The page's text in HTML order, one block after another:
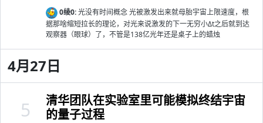
0绫0:光没有时间概念 光被激发出来就母胎宇宙上限速度，根
据那啥缩短拉长的理论，对光来说激发的下一无穷小Δt之后就到达
观察器（眼球）了，不管是138亿光年还是桌子上的蜡烛
4月27日
清华团队在实验室里可能模拟终结宇宙
的量子过程
5